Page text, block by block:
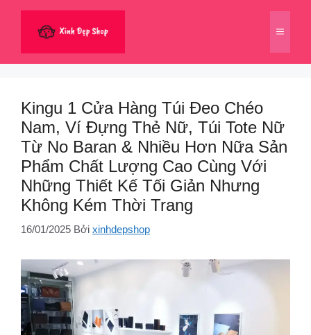
dung
Menu
Kingu 1 Cửa Hàng Túi Đeo Chéo
Nam, Ví Đựng Thẻ Nữ, Túi Tote Nữ
Từ No Baran & Nhiều Hơn Nữa Sản
Phẩm Chất Lượng Cao Cùng Với
Những Thiết Kế Tối Giản Nhưng
Không Kém Thời Trang
16/01/2025 Bởi xinhdepshop